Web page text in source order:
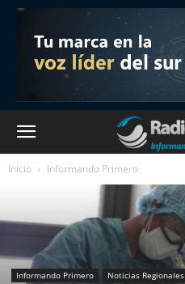
Inicio Informando Primero
Informando Primero Noticias Regionales